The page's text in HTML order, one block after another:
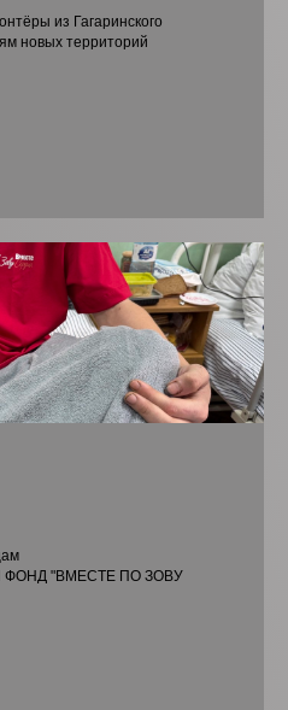
из Гагаринского
новых территорий
"ВМЕСТЕ ПО ЗОВУ